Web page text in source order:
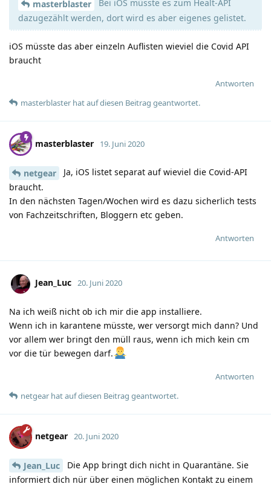
masterblaster
Bei iOS müsste es zum Healt-API
dazugezählt werden, dort wird es aber eigenes gelistet.
iOS müsste das aber einzeln Auflisten wieviel die Covid API
braucht
Antworten
masterblaster hatauf diesen Beitrag geantwortet.
masterblaster 19. Juni 2020
netgear
Ja, iOS listet separat auf wieviel die Covid-API
braucht.
In den nächsten Tagen/Wochen wird es dazu sicherlich tests
von Fachzeitschriften, Bloggern etc geben.
Antworten
Jean_Luc 20. Juni 2020
Na ich weiß nicht ob ich mir die app installiere.
Wenn ich in karantene müsste, wer versorgt mich dann? Und
vor allem wer bringt den müll raus, wenn ich mich kein cm
vor die tür bewegen darf.
Antworten
netgear hatauf diesen Beitrag geantwortet.
netgear 20. Juni 2020
Jean_Luc
Die App bringt dich nicht in Quarantäne. Sie
informiert dich nür über einen möglichen Kontakt zu einem